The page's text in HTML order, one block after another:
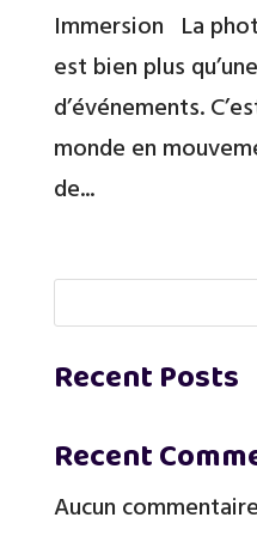
Immersion La
est bien plus
d’événements.
monde en
de...
Recent Posts
Recent
Aucun